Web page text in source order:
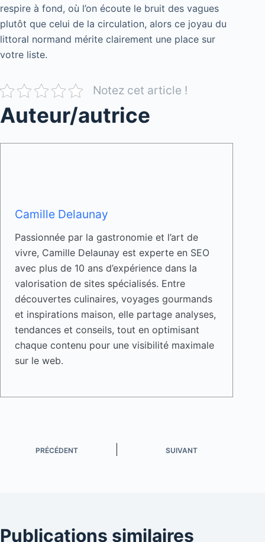
respire à fond, où l’on écoute le bruit des vagues
plutôt que celui de la circulation, alors ce joyau du
littoral normand mérite clairement une place sur
votre liste.
Notez cet article !
Auteur/autrice
Camille Delaunay
Passionnée par la gastronomie et l’art de
vivre, Camille Delaunay est experte en SEO
avec plus de 10 ans d’expérience dans la
valorisation de sites spécialisés. Entre
découvertes culinaires, voyages gourmands
et inspirations maison, elle partage analyses,
tendances et conseils, tout en optimisant
chaque contenu pour une visibilité maximale
sur le web.
PRÉCÉDENT SUIVANT
Publications similaires